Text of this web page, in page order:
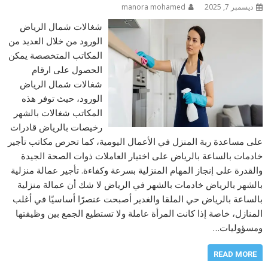
ديسمبر 7, 2025 manora mohamed
شغالات شمال الرياض
الورود من خلال العديد من
المكاتب المتخصصة يمكن
الحصول على ارقام
شغالات شمال الرياض
الورود، حيث توفر هذه
المكاتب شغالات بالشهر
رخيصات بالرياض قادرات
على مساعدة ربة المنزل في الأعمال اليومية، كما تحرص مكاتب تأجير
خادمات بالساعة بالرياض على اختيار العاملات ذوات الصحة الجيدة
والقدرة على إنجاز المهام المنزلية بسرعة وكفاءة. تأجير عمالة منزلية
بالشهر بالرياض خادمات بالشهر في الرياض لا شك أن عمالة منزلية
بالساعة بالرياض حي الملقا والغدير أصبحت عنصرًا أساسيًا في أغلب
المنازل، خاصة إذا كانت المرأة عاملة ولا تستطيع الجمع بين وظيفتها
ومسؤوليات…
READ MORE